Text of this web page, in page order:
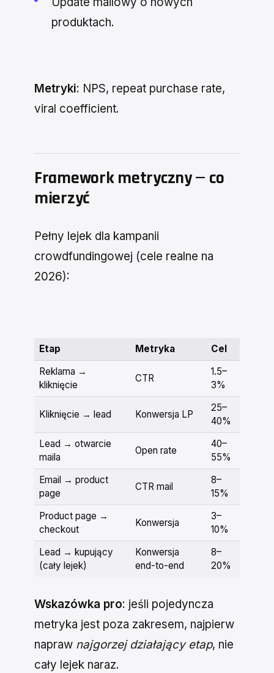
produktach.
Metryki: NPS, repeat purchase rate,
viral coefficient.
Framework metryczny — co
mierzyć
Pełny lejek dla kampanii
crowdfundingowej (cele realne na
2026):
Etap Metryka
Cel
Reklama →
kliknięcie
CTR
1.5–
3%
Kliknięcie → lead Konwersja LP
25–
40%
Lead → otwarcie
maila
Open rate
40–
55%
Email → product
page
CTR mail
8–
15%
Product page →
checkout
Konwersja
3–
10%
Lead → kupujący
(cały lejek)
Konwersja
end-to-end
8–
20%
Wskazówka pro: jeśli pojedyncza
metryka jest poza zakresem, najpierw
napraw najgorzej działający etap, nie
cały lejek naraz.